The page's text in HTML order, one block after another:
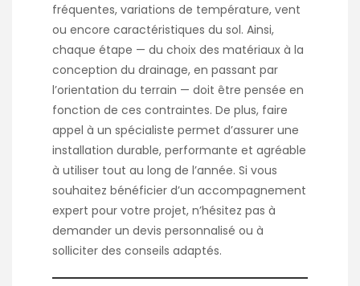
fréquentes, variations de température, vent
ou encore caractéristiques du sol. Ainsi,
chaque étape — du choix des matériaux à la
conception du drainage, en passant par
l’orientation du terrain — doit être pensée en
fonction de ces contraintes. De plus, faire
appel à un spécialiste permet d’assurer une
installation durable, performante et agréable
à utiliser tout au long de l’année. Si vous
souhaitez bénéficier d’un accompagnement
expert pour votre projet, n’hésitez pas à
demander un devis personnalisé ou à
solliciter des conseils adaptés.